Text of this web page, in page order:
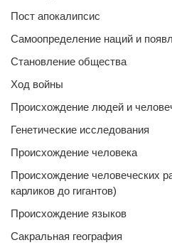
Пост апокалипсис
Самоопределение наций и
Становление общества
Ход войны
Происхождение людей и
Генетические исследования
Происхождение человека
Происхождение человеческих
карликов до гигантов)
Происхождение языков
Сакральная география